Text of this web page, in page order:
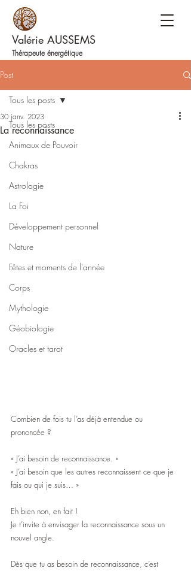
Valérie AUSSEMS
Thérapeute énergétique
Post
Tous les posts
Animaux de Pouvoir
Chakras
Astrologie
La Foi
Développement personnel
Nature
Fêtes et moments de l'année
Corps
Mythologie
Géobiologie
Oracles et tarot
Tous les posts
La reconnaissance
30 janv. 2023
Combien de fois tu l’as déjà entendue ou
prononcée ?
« J’ai besoin de reconnaissance. »
« J’ai besoin que les autres reconnaissent ce que je
fais ou qui je suis… »
Eh bien non, en fait !
Je t’invite à envisager la reconnaissance sous un
nouvel angle.
Dès que tu as besoin de reconnaissance, c’est